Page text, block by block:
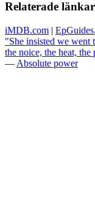
Relaterade länkar
iMDB.com |
"She insisted we went
the noice, the heat, the
— Absolute power